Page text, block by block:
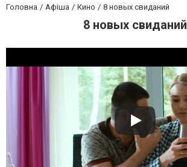
Головна Афіша Кино 8 новых свиданий
8 новых свиданий